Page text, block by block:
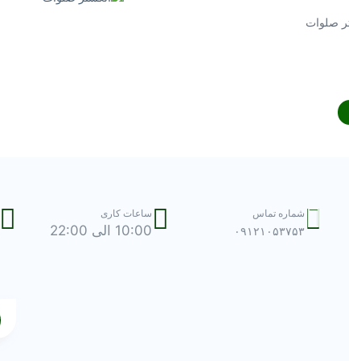
صلوات
شماره تماس
۰۹۱۲۱۰۵۳۷۵۳
ساعات کاری
10:00 الی 22:00